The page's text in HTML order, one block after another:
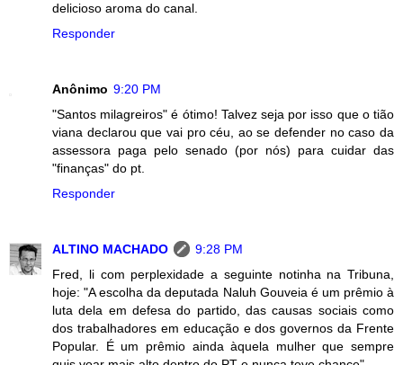
delicioso aroma do canal.
Responder
Anônimo 9:20 PM
"Santos milagreiros" é ótimo! Talvez seja por isso que o tião
viana declarou que vai pro céu, ao se defender no caso da
assessora paga pelo senado (por nós) para cuidar das
"finanças" do pt.
Responder
ALTINO MACHADO
9:28 PM
Fred, li com perplexidade a seguinte notinha na Tribuna,
hoje: "A escolha da deputada Naluh Gouveia é um prêmio à
luta dela em defesa do partido, das causas sociais como
dos trabalhadores em educação e dos governos da Frente
Popular. É um prêmio ainda àquela mulher que sempre